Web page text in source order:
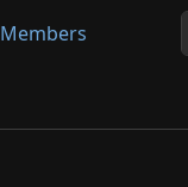
Members